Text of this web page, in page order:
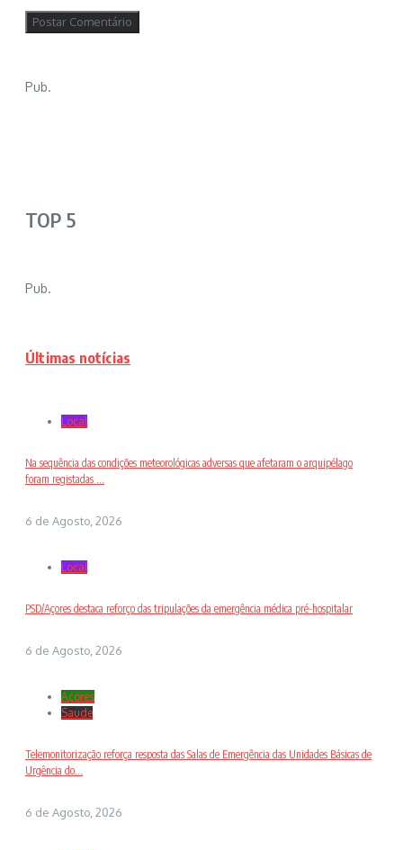
Pub.
TOP 5
Pub.
Últimas notícias
Local
Na sequência das condições meteorológicas adversas que afetaram o arquipélago
foram registadas ...
6 de Agosto, 2026
Local
PSD/Açores destaca reforço das tripulações da emergência médica pré-hospitalar
6 de Agosto, 2026
Açores
Saude
Telemonitorização reforça resposta das Salas de Emergência das Unidades Básicas de
Urgência do...
6 de Agosto, 2026